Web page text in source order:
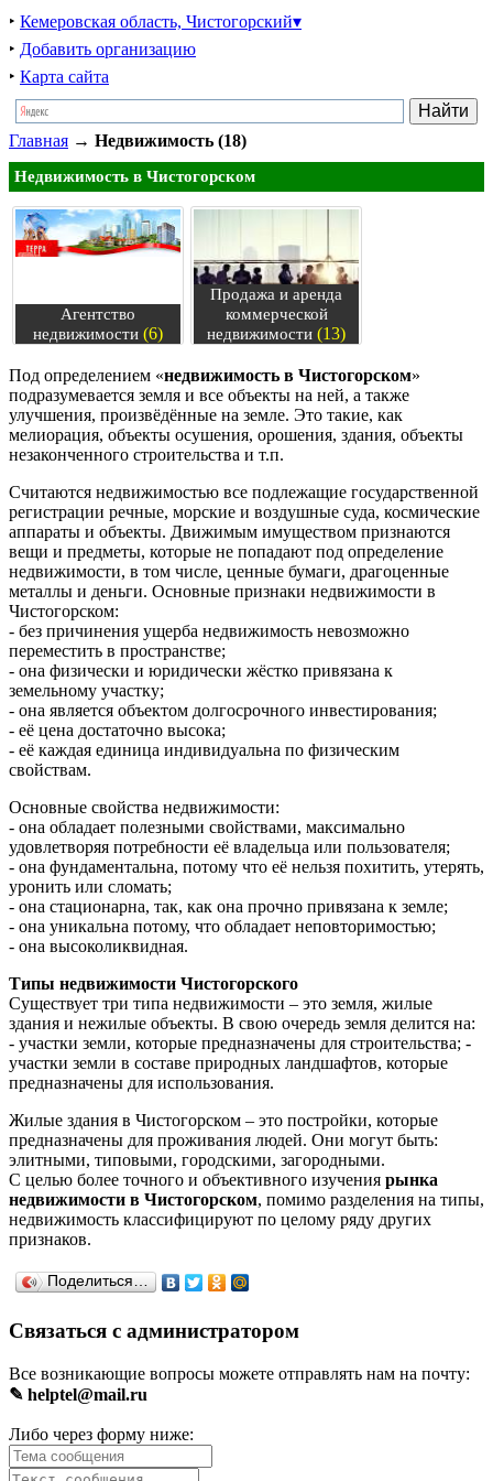
‣ Кемеровская область, Чистогорский▾
‣ Добавить организацию
‣ Карта сайта
Главная → Недвижимость (18)
Недвижимость в Чистогорском
Агентство
недвижимости (6)
Продажа и аренда
коммерческой
недвижимости (13)
Под определением «недвижимость в Чистогорском»
подразумевается земля и все объекты на ней, а также
улучшения, произвёдённые на земле. Это такие, как
мелиорация, объекты осушения, орошения, здания, объекты
незаконченного строительства и т.п.
Считаются недвижимостью все подлежащие государственной
регистрации речные, морские и воздушные суда, космические
аппараты и объекты. Движимым имуществом признаются
вещи и предметы, которые не попадают под определение
недвижимости, в том числе, ценные бумаги, драгоценные
металлы и деньги. Основные признаки недвижимости в
Чистогорском:
- без причинения ущерба недвижимость невозможно
переместить в пространстве;
- она физически и юридически жёстко привязана к
земельному участку;
- она является объектом долгосрочного инвестирования;
- её цена достаточно высока;
- её каждая единица индивидуальна по физическим
свойствам.
Основные свойства недвижимости:
- она обладает полезными свойствами, максимально
удовлетворяя потребности её владельца или пользователя;
- она фундаментальна, потому что её нельзя похитить, утерять,
уронить или сломать;
- она стационарна, так, как она прочно привязана к земле;
- она уникальна потому, что обладает неповторимостью;
- она высоколиквидная.
Типы недвижимости Чистогорского
Существует три типа недвижимости – это земля, жилые
здания и нежилые объекты. В свою очередь земля делится на:
- участки земли, которые предназначены для строительства; -
участки земли в составе природных ландшафтов, которые
предназначены для использования.
Жилые здания в Чистогорском – это постройки, которые
предназначены для проживания людей. Они могут быть:
элитными, типовыми, городскими, загородными.
С целью более точного и объективного изучения рынка
недвижимости в Чистогорском, помимо разделения на типы,
недвижимость классифицируют по целому ряду других
признаков.
Поделиться…
Связаться с администратором
Все возникающие вопросы можете отправлять нам на почту:
✎ helptel@mail.ru
Либо через форму ниже: